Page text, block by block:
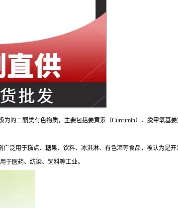
二酮类有色物质，主要包括姜黄素（Curcumin）、脱甲氧基姜
泛用于糕点、糖果、饮料、冰淇淋、有色酒等食品，被认为是
于医药、纺染、饲料等工业。